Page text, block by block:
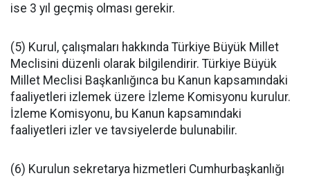
ise 3 yıl geçmiş olması gerekir.
(5) Kurul, çalışmaları hakkında Türkiye Büyük Millet
Meclisini düzenli olarak bilgilendirir. Türkiye Büyük
Millet Meclisi Başkanlığınca bu Kanun kapsamındaki
faaliyetleri izlemek üzere İzleme Komisyonu kurulur.
İzleme Komisyonu, bu Kanun kapsamındaki
faaliyetleri izler ve tavsiyelerde bulunabilir.
(6) Kurulun sekretarya hizmetleri Cumhurbaşkanlığı